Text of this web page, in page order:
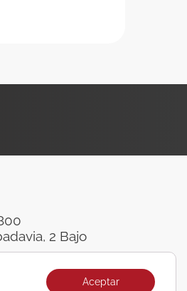
2 Bajo
Aceptar